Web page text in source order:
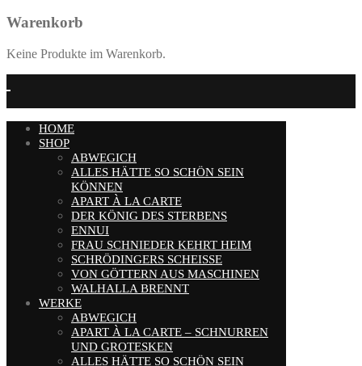
Warenkorb
Keine Produkte im Warenkorb.
HOME
SHOP
ABWEGICH
ALLES HÄTTE SO SCHÖN SEIN
KÖNNEN
APART À LA CARTE
DER KÖNIG DES STERBENS
ENNUI
FRAU SCHNIEDER KEHRT HEIM
SCHRÖDINGERS SCHEISSE
VON GÖTTERN AUS MASCHINEN
WALHALLA BRENNT
WERKE
ABWEGICH
APART À LA CARTE – SCHNURREN
UND GROTESKEN
ALLES HÄTTE SO SCHÖN SEIN